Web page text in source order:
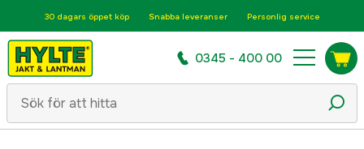
30 dagars öppet köp Snabba leveranser Personlig service
0345 - 400 00